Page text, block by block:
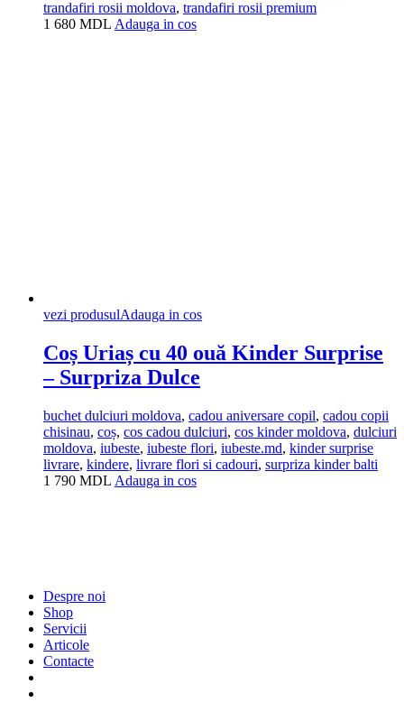
trandafiri rosii moldova, trandafiri rosii premium
1 680 MDL Adauga in cos
vezi produsulAdauga in cos
Coș Uriaș cu 40 ouă Kinder Surprise
– Surpriza Dulce
buchet dulciuri moldova, cadou aniversare copil, cadou copii
chisinau, coș, cos cadou dulciuri, cos kinder moldova, dulciuri
moldova, iubeste, iubeste flori, iubeste.md, kinder surprise
livrare, kindere, livrare flori si cadouri, surpriza kinder balti
1 790 MDL Adauga in cos
Despre noi
Shop
Servicii
Articole
Contacte